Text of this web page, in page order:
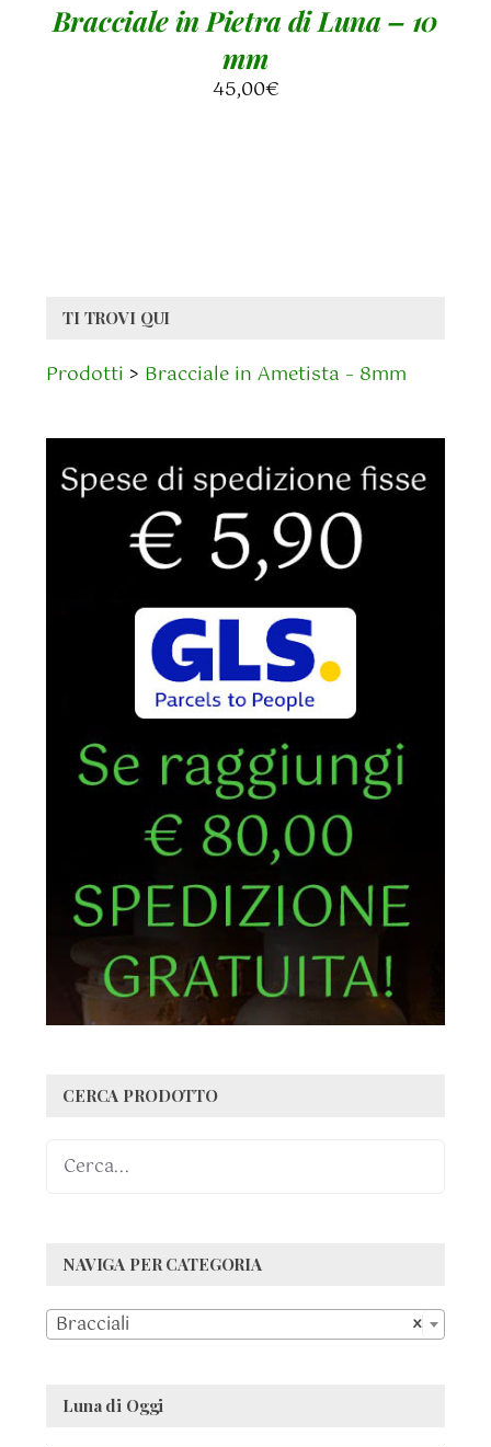
Bracciale in Pietra di Luna – 10
mm
45,00€
TI TROVI QUI
Prodotti > Bracciale in Ametista – 8mm
CERCA PRODOTTO
NAVIGA PER CATEGORIA
×
Bracciali
Luna di Oggi